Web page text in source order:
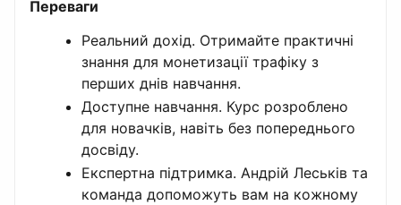
Переваги
Реальний дохід. Отримайте практичні
знання для монетизації трафіку з
перших днів навчання.
Доступне навчання. Курс розроблено
для новачків, навіть без попереднього
досвіду.
Експертна підтримка. Андрій Леськів та
команда допоможуть вам на кожному